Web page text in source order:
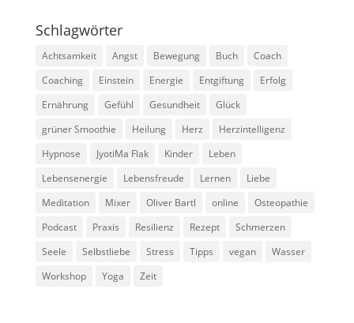
Schlagwörter
Achtsamkeit Angst Bewegung Buch
Coach
Coaching
Einstein Energie Entgiftung
Erfolg
Ernährung
Gefühl Gesundheit
Glück
grüner Smoothie
Heilung Herz
Herzintelligenz
Hypnose
JyotiMa Flak Kinder
Leben
Lebensenergie
Lebensfreude Lernen
Liebe
Meditation
Mixer Oliver Bartl online
Osteopathie
Podcast
Praxis Resilienz Rezept
Schmerzen
Seele
Selbstliebe Stress Tipps vegan
Wasser
Workshop
Yoga Zeit